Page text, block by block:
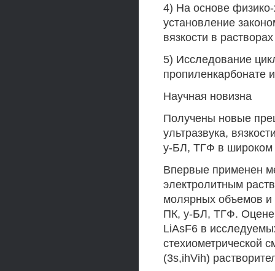
4) На основе
установление
вязкости в
5) Исследование
пропиленкарбонате
Научная новизна
Получены новые
ультразвука,
у-БЛ, ТГФ в широком
Впервые применен
электролитным
молярных объемов
ПК, у-БЛ, ТГФ.
LiAsF6 в
стехиометрической
(3s,ihVih)